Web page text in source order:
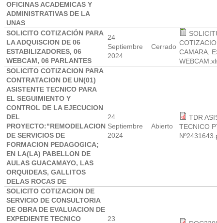
OFICINAS ACADEMICAS Y
ADMINISTRATIVAS DE LA
UNAS
SOLICITO COTIZACIÓN PARA
LA ADQUISCION DE 06
ESTABILIZADORES, 06
WEBCAM, 06 PARLANTES
24
Septiembre
2024
Cerrado
CAMARA,
SOLICITO COTIZACION PARA
CONTRATACION DE UN(01)
ASISTENTE TECNICO PARA
EL SEGUIMIENTO Y
CONTROL DE LA EJECUCION
DEL
PROYECTO:"REMODELACION
DE SERVICIOS DE
FORMACION PEDAGOGICA;
EN LA(LA) PABELLON DE
AULAS GUACAMAYO, LAS
ORQUIDEAS, GALLITOS
DELAS ROCAS DE
24
Septiembre
2024
Abierto
TDR
TECNICO
SOLICITO COTIZACION DE
SERVICIO DE CONSULTORIA
DE OBRA DE EVALUACION DE
EXPEDIENTE TECNICO
23